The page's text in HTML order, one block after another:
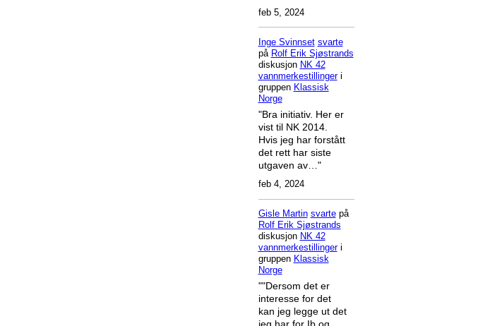
feb 5, 2024
Inge Svinnset svarte
på Rolf Erik Sjøstrands
diskusjon NK 42
vannmerkestillingeri
gruppen Klassisk
Norge
"Bra initiativ. Her er
vist til NK 2014.
Hvis jeg har forstått
det rett har siste
utgaven av…"
feb 4, 2024
Gisle Martin svartepå
Rolf Erik Sjøstrands
diskusjon NK 42
vannmerkestillingeri
gruppen Klassisk
Norge
""Dersom det er
interesse for det
kan jeg legge ut det